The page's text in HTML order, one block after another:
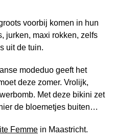
voorbij komen in hun
jurken, maxi rokken, zelfs
uit de tuin.
modeduo geeft het
deze zomer. Vrolijk,
Met deze bikini zet
de bloemetjes buiten…
Femme in Maastricht.